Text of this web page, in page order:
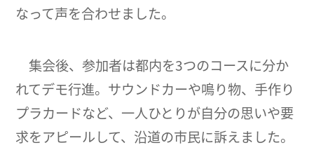
なって声を合わせました。
集会後、参加者は都内を3つのコースに分か
れてデモ行進。サウンドカーや鳴り物、手作り
プラカードなど、一人ひとりが自分の思いや要
求をアピールして、沿道の市民に訴えました。